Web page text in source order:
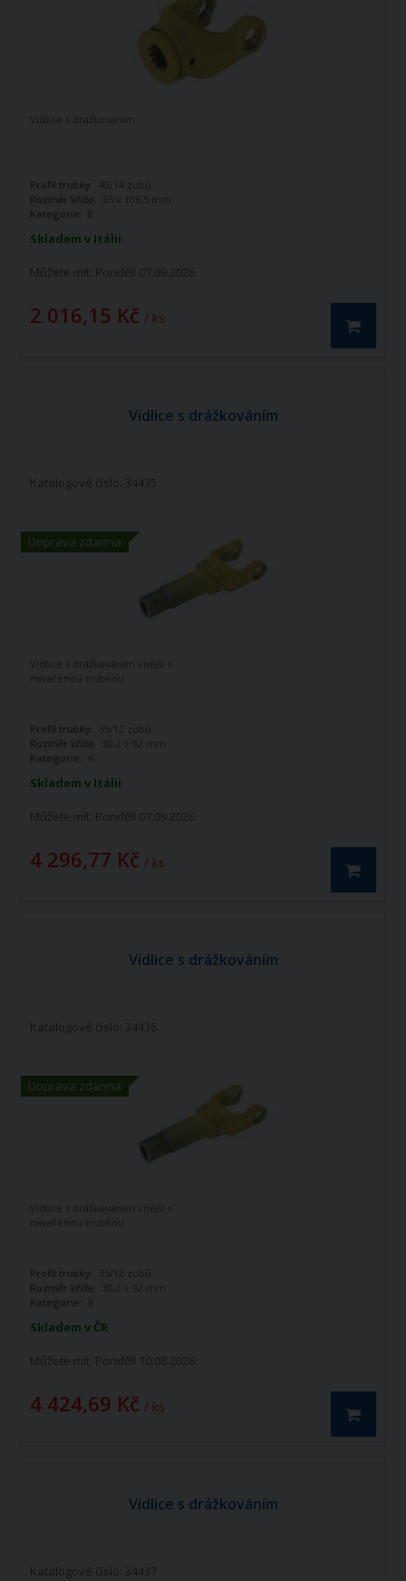
Skladem v Itálii
Můžete mít: Pondělí 07.09.2026
2 016,15 Kč / ks
Vidlice s drážkováním
Profil trubky:
40/14 zubů
Rozměr kříže:
35 x 106,5 mm
Kategorie:
Vidlice s drážkováním
Doprava zdarma
Katalogové číslo: 34435
Skladem v Itálii
Můžete mít: Pondělí 07.09.2026
4 296,77 Kč / ks
Vidlice s drážkováním vnější s
navařenou trubkou
Profil trubky:
35/12 zubů
Rozměr kříže:
30,2 x 92 mm
Kategorie: 6
Vidlice s drážkováním
Doprava zdarma
Katalogové číslo: 34436
Skladem v ČR
Můžete mít: Pondělí 10.08.2026
4 424,69 Kč / ks
Vidlice s drážkováním vnější s
navařenou trubkou
Profil trubky:
35/12 zubů
Rozměr kříže:
30,2 x 92 mm
Kategorie: 6
Vidlice s drážkováním
Katalogové číslo: 34437